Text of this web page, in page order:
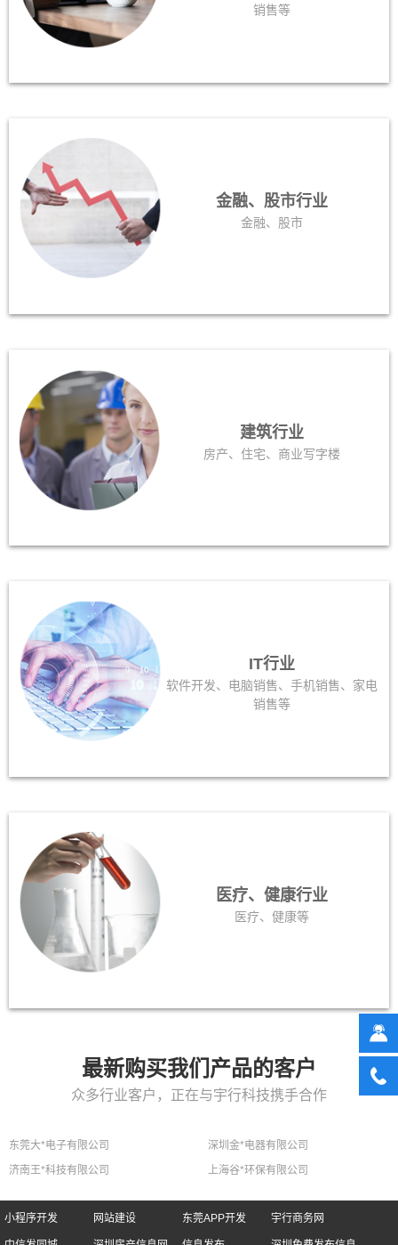
销售等
金融、股市行业
金融、股市
建筑行业
房产、住宅、商业写字楼
IT行业
软件开发、电脑销售、手机销售、家电
销售等
医疗、健康行业
医疗、健康等
最新购买我们产品的客户
众多行业客户，正在与宇行科技携手合作
东莞大*电子有限公司
深圳金*电器有限公司
济南王*科技有限公司
上海谷*环保有限公司
小程序开发 网站建设 东莞APP开发 宇行商务网